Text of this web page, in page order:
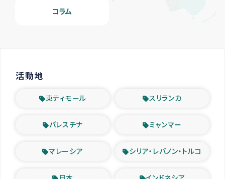
コラム
活動地
東ティモール スリランカ
パレスチナ ミャンマー
マレーシア シリア・レバノン・トルコ